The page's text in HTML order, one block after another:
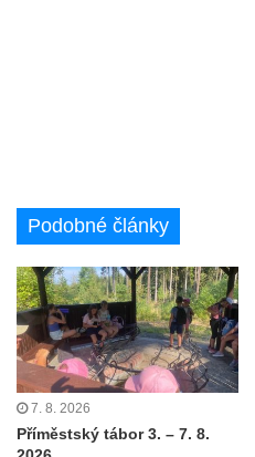
Podobné články
7. 8. 2026
Příměstský tábor 3. – 7. 8.